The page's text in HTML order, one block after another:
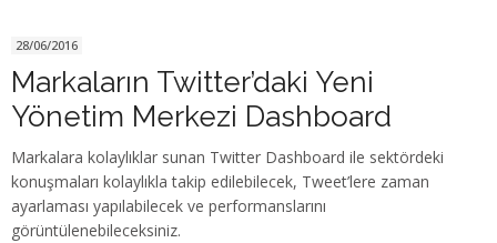
28/06/2016
Markaların Twitter’daki Yeni
Yönetim Merkezi Dashboard
Markalara kolaylıklar sunan Twitter Dashboard ile sektördeki
konuşmaları kolaylıkla takip edilebilecek, Tweet’lere zaman
ayarlaması yapılabilecek ve performanslarını
görüntülenebileceksiniz.